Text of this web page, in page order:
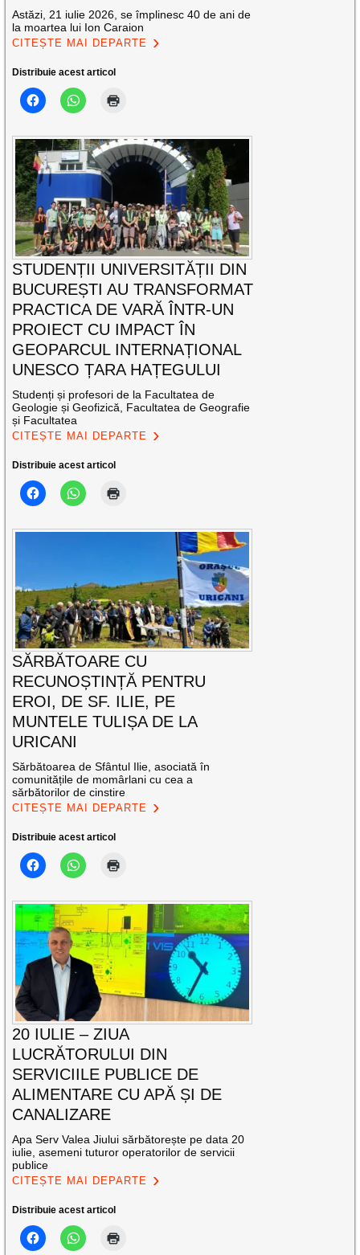
Astăzi, 21 iulie 2026, se împlinesc 40 de ani de
la moartea lui Ion Caraion
CITEȘTE MAI DEPARTE
Distribuie acest articol
STUDENȚII UNIVERSITĂȚII DIN
BUCUREȘTI AU TRANSFORMAT
PRACTICA DE VARĂ ÎNTR-UN
PROIECT CU IMPACT ÎN
GEOPARCUL INTERNAȚIONAL
UNESCO ȚARA HAȚEGULUI
Studenți și profesori de la Facultatea de
Geologie și Geofizică, Facultatea de Geografie
și Facultatea
CITEȘTE MAI DEPARTE
Distribuie acest articol
SĂRBĂTOARE CU
RECUNOȘTINȚĂ PENTRU
EROI, DE SF. ILIE, PE
MUNTELE TULIȘA DE LA
URICANI
Sărbătoarea de Sfântul Ilie, asociată în
comunitățile de momârlani cu cea a
sărbătorilor de cinstire
CITEȘTE MAI DEPARTE
Distribuie acest articol
20 IULIE – ZIUA
LUCRĂTORULUI DIN
SERVICIILE PUBLICE DE
ALIMENTARE CU APĂ ȘI DE
CANALIZARE
Apa Serv Valea Jiului sărbătorește pe data 20
iulie, asemeni tuturor operatorilor de servicii
publice
CITEȘTE MAI DEPARTE
Distribuie acest articol